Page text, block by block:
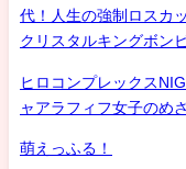
代！人生の強制ロスカ
クリスタルキングボン
ヒロコンプレックス
ャアラフィフ女子のめ
萌えっふる！